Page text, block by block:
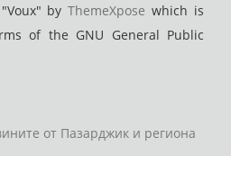
"Voux" byThemeXpose which is
of the GNU General Public
от Пазарджик и региона